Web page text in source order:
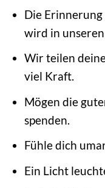
Die Erinnerung
wird in
Wir teilen
viel Kraft.
Mögen die
spenden.
Fühle dich
Ein Licht